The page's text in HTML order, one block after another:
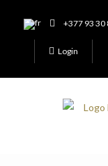
+377 93 30
Login